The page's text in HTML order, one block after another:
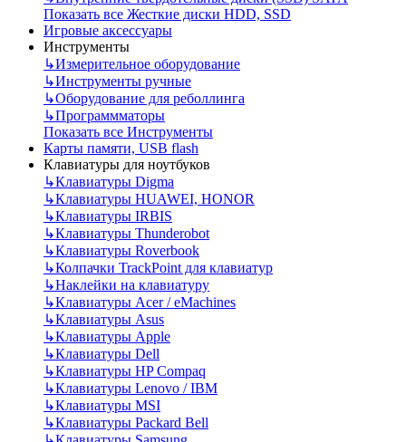
Показать все Жесткие диски HDD, SSD
Игровые аксессуары
Инструменты
↳Измерительное оборудование
↳Инструменты ручные
↳Оборудование для реболлинга
↳Программматоры
Показать все Инструменты
Карты памяти, USB flash
Клавиатуры для ноутбуков
↳Клавиатуры Digma
↳Клавиатуры HUAWEI, HONOR
↳Клавиатуры IRBIS
↳Клавиатуры Thunderobot
↳Клавиатуры Roverbook
↳Колпачки TrackPoint для клавиатур
↳Наклейки на клавиатуру
↳Клавиатуры Acer / eMachines
↳Клавиатуры Asus
↳Клавиатуры Apple
↳Клавиатуры Dell
↳Клавиатуры HP Compaq
↳Клавиатуры Lenovo / IBM
↳Клавиатуры MSI
↳Клавиатуры Packard Bell